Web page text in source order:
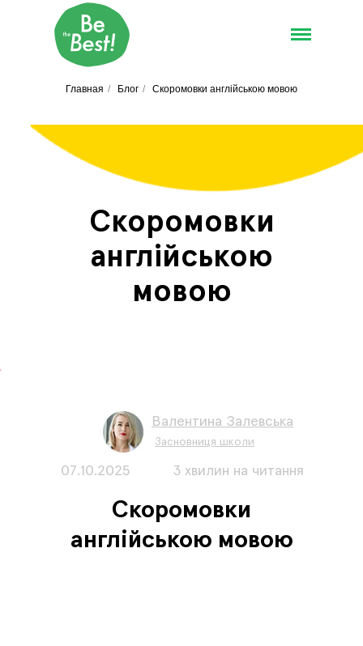
Главная / Блог / Скоромовки англійською мовою
Скоромовки
англійською
мовою
07.10.2025 3 хвилин на читання
Скоромовки
англійською мовою
Валентина Залевська
Засновниця школи